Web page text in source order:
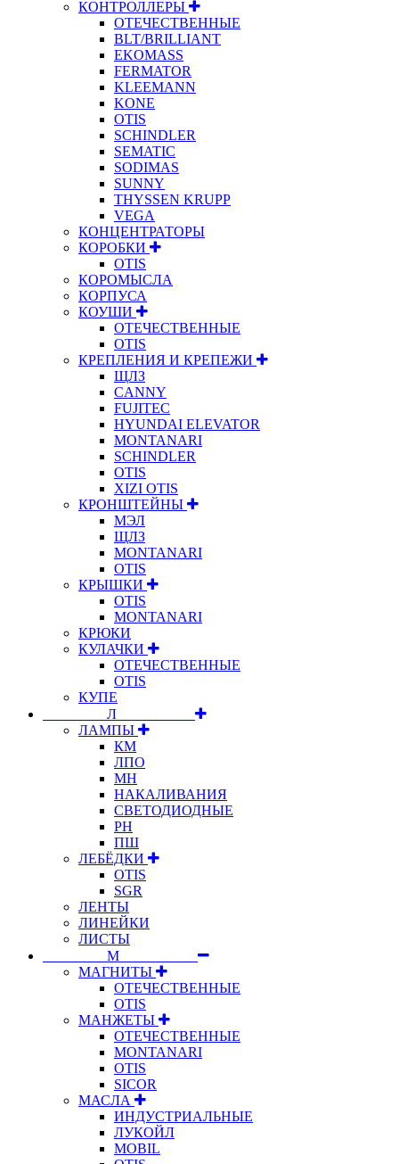
КОНТРОЛЛЕРЫ
ОТЕЧЕСТВЕННЫЕ
BLT/BRILLIANT
EKOMASS
FERMATOR
KLEEMANN
KONE
OTIS
SCHINDLER
SEMATIC
SODIMAS
SUNNY
THYSSEN KRUPP
VEGA
КОНЦЕНТРАТОРЫ
КОРОБКИ
OTIS
КОРОМЫСЛА
КОРПУСА
КОУШИ
ОТЕЧЕСТВЕННЫЕ
OTIS
КРЕПЛЕНИЯ И КРЕПЕЖИ
ЩЛЗ
CANNY
FUJITEC
HYUNDAI ELEVATOR
MONTANARI
SCHINDLER
OTIS
XIZI OTIS
КРОНШТЕЙНЫ
МЭЛ
ЩЛЗ
MONTANARI
OTIS
КРЫШКИ
OTIS
MONTANARI
КРЮКИ
КУЛАЧКИ
ОТЕЧЕСТВЕННЫЕ
OTIS
КУПЕ
⠀⠀⠀⠀⠀⠀Л⠀⠀⠀⠀⠀⠀⠀
ЛАМПЫ
КМ
ЛПО
МН
НАКАЛИВАНИЯ
СВЕТОДИОДНЫЕ
РН
ПШ
ЛЕБЁДКИ
OTIS
SGR
ЛЕНТЫ
ЛИНЕЙКИ
ЛИСТЫ
⠀⠀⠀⠀⠀⠀М⠀⠀⠀⠀⠀⠀⠀
МАГНИТЫ
ОТЕЧЕСТВЕННЫЕ
OTIS
МАНЖЕТЫ
ОТЕЧЕСТВЕННЫЕ
MONTANARI
OTIS
SICOR
МАСЛА
ИНДУСТРИАЛЬНЫЕ
ЛУКОЙЛ
MOBIL